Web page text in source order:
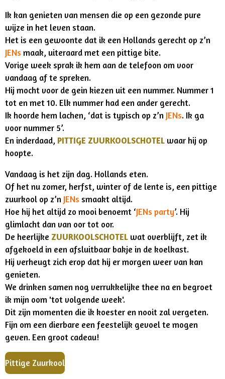
Ik kan genieten van mensen die op een gezonde pure
wijze in het leven staan.
Het is een gewoonte dat ik een Hollands gerecht op z’n
JENs maak, uiteraard met een pittige bite.
Vorige week sprak ik hem aan de telefoon om voor
vandaag af te spreken.
Hij mocht voor de gein kiezen uit een nummer. Nummer 1
tot en met 10. Elk nummer had een ander gerecht.
Ik hoorde hem lachen, ‘dat is typisch op z’n JENs. Ik ga
voor nummer 5’.
En inderdaad, PITTIGE ZUURKOOLSCHOTEL waar hij op
hoopte.
Vandaag is het zijn dag. Hollands eten.
Of het nu zomer, herfst, winter of de lente is, een pittige
zuurkool op z’n JENs smaakt altijd.
Hoe hij het altijd zo mooi benoemt ‘JENs party’. Hij
glimlacht dan van oor tot oor.
De heerlijke ZUURKOOLSCHOTEL wat overblijft, zet ik
afgekoeld in een afsluitbaar bakje in de koelkast.
Hij verheugt zich erop dat hij er morgen weer van kan
genieten.
We drinken samen nog verrukkelijke thee na en begroet
ik mijn oom 'tot volgende week'.
Dit zijn momenten die ik koester en nooit zal vergeten.
Fijn om een dierbare een feestelijk gevoel te mogen
geven. Een groot cadeau!
Pittige Zuurkool